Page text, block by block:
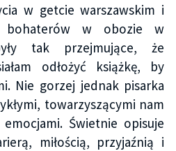
w getcie warszawskim i
bohaterów w obozie w
tak przejmujące, że
odłożyć książkę, by
Nie gorzej jednak pisarka
towarzyszącymi nam
Świetnie opisuje
miłością, przyjaźnią i